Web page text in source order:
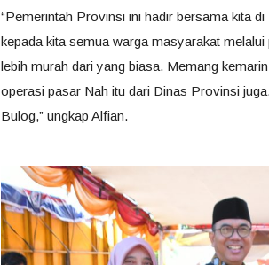
“Pemerintah Provinsi ini hadir bersama kita
kepada kita semua warga masyarakat
lebih murah dari yang biasa. Memang
operasi pasar Nah itu dari Dinas Provinsi
Bulog,” ungkap Alfian.